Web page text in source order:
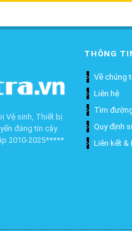
Vệ sinh, Thiết bị
đáng tin cậy.
2010-2025*****
THÔNG
Về chúng
Liên hệ
Tìm
Quy định
Liên kết &